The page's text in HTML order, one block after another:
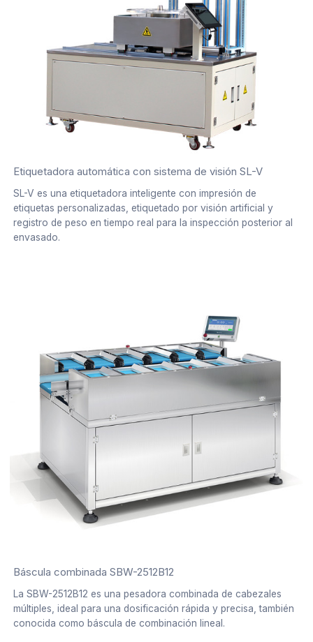
Etiquetadora automática con sistema de visión SL-V
SL-V es una etiquetadora inteligente con impresión de
etiquetas personalizadas, etiquetado por visión artificial y
registro de peso en tiempo real para la inspección posterior al
envasado.
Báscula combinada SBW-2512B12
La SBW-2512B12 es una pesadora combinada de cabezales
múltiples, ideal para una dosificación rápida y precisa, también
conocida como báscula de combinación lineal.